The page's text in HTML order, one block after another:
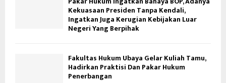
Kekuasaan Presiden Tanpa Kendali,
Ingatkan Juga Kerugian Kebijakan Luar
Negeri Yang Berpihak
Fakultas Hukum Ubaya Gelar Kuliah Tamu,
Hadirkan Praktisi Dan Pakar Hukum
Penerbangan